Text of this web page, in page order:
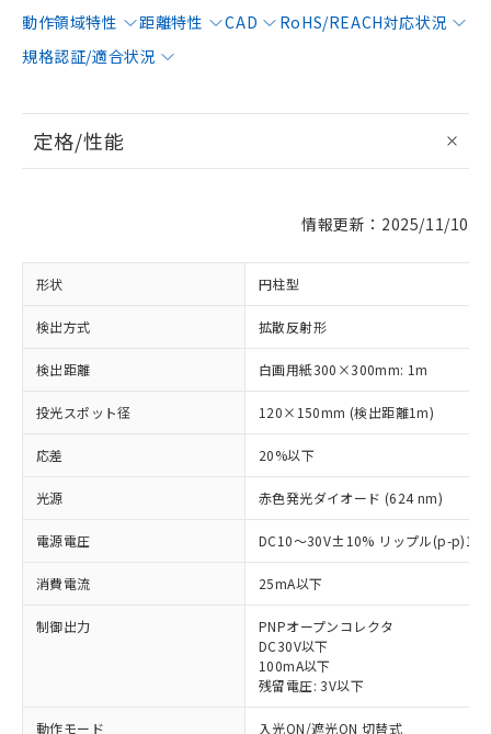
動作領域特性
距離特性 CAD
RoHS/REACH対応状況
規格認証/適合状況
定格/性能
情報更新：2025/11/10
形状 円柱型
検出方式 拡散反射形
検出距離 白画用紙300×300mm: 1m
投光スポット径 120×150mm (検出距離1m)
応差 20%以下
光源 赤色発光ダイオード (624 nm)
電源電圧 DC10～30V±10% リップル(p-
消費電流 25mA以下
制御出力
PNPオープンコレクタ
DC30V以下
100mA以下
残留電圧: 3V以下
動作モード 入光ON/遮光ON 切替式